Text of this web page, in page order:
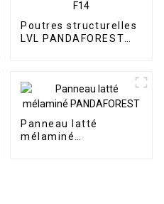
Poutres structurelles
LVL PANDAFOREST
Panneau latté
mélaminé